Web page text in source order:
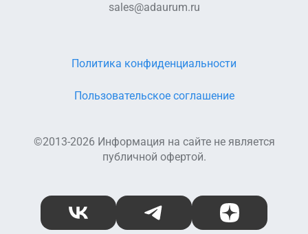
sales@adaurum.ru
©2013-2026 Информация на сайте не является
публичной офертой.
Пользовательское соглашение
Политика конфиденциальности
ВКонтакте Telegram Дзен